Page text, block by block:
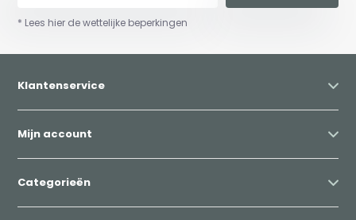
* Lees hier de wettelijke beperkingen
Klantenservice
Mijn account
Categorieën